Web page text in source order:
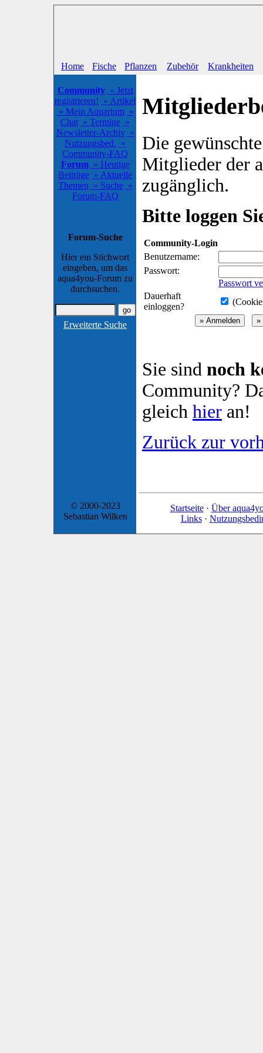
Home Fische Pflanzen Zubehör Krankheiten
Community » Jetzt
registrieren! » Artikel
» Mein Aquarium »
Chat » Termine »
Newsletter-Archiv »
Nutzungsbed. »
Community-FAQ
Forum » Heutige
Beiträge » Aktuelle
Themen » Suche »
Forum-FAQ
Forum-Suche
Hier ein Stichwort
eingeben, um das
aqua4you-Forum zu
durchsuchen.
Erweiterte Suche
Die
Mitglieder der
zugänglich.
Bitte loggen
Community-Login
Benutzername:
Passwort:
Passwort
Dauerhaft
einloggen?
Sie sind noch
Community?
gleich hier an!
Zurück zur
© 2000-2023
Sebastian Wilken
Startseite· Über
Links·